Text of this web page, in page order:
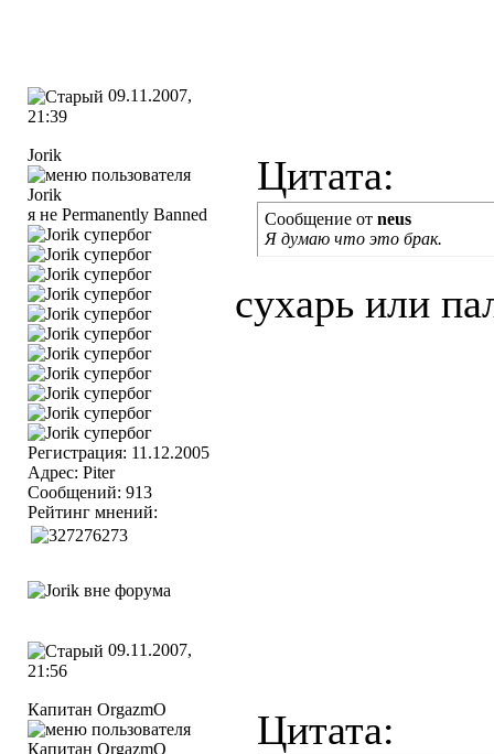
09.11.2007,
21:39
Jorik
я не Permanently Banned
Регистрация: 11.12.2005
Адрес: Piter
Сообщений: 913
Рейтинг мнений:
Цитата:
Сообщение от neus
Я думаю что это брак.
сухарь или
09.11.2007,
21:56
Капитан OrgazmO Цитата: